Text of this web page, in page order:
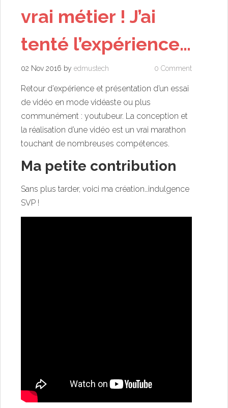
vrai métier ! J’ai
tenté l’expérience…
02 Nov 2016 by edmustech 0 Comment
Retour d’expérience et présentation d’un essai
de vidéo en mode vidéaste ou plus
communément : youtubeur. La conception et
la réalisation d’une vidéo est un vrai marathon
touchant de nombreuses compétences.
Ma petite contribution
Sans plus tarder, voici ma création…indulgence
SVP !